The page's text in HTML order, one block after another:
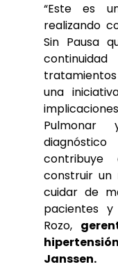
“Este es
realizando
Sin Pausa
una
construir un
cuidar de
pacientes y
Rozo,
Janssen.